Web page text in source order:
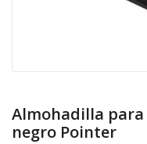
Almohadilla para
negro Pointer